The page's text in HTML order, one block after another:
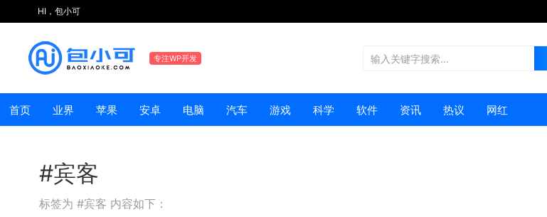
HI，包小可
专注WP开发
首页 业界 苹果 安卓 电脑 汽车 游戏 科学 软件 资讯 热议 网红
#宾客
标签为 #宾客 内容如下：